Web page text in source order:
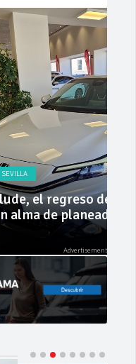
La Junta
implementa
mejoras en la
A381 por Los
Invercar
amplía su flota
de vehículos de
manos de
Cadimar
de una